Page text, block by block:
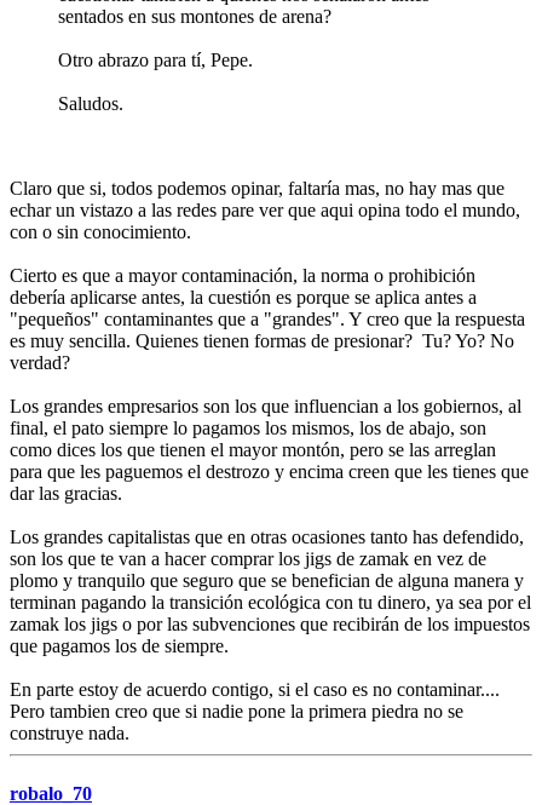
sentados en sus montones de arena?
Otro abrazo para tí, Pepe.
Saludos.
Claro que si, todos podemos opinar, faltaría mas, no hay mas que
echar un vistazo a las redes pare ver que aqui opina todo el mundo,
con o sin conocimiento.
Cierto es que a mayor contaminación, la norma o prohibición
debería aplicarse antes, la cuestión es porque se aplica antes a
"pequeños" contaminantes que a "grandes". Y creo que la respuesta
es muy sencilla. Quienes tienen formas de presionar? Tu? Yo? No
verdad?
Los grandes empresarios son los que influencian a los gobiernos, al
final, el pato siempre lo pagamos los mismos, los de abajo, son
como dices los que tienen el mayor montón, pero se las arreglan
para que les paguemos el destrozo y encima creen que les tienes que
dar las gracias.
Los grandes capitalistas que en otras ocasiones tanto has defendido,
son los que te van a hacer comprar los jigs de zamak en vez de
plomo y tranquilo que seguro que se benefician de alguna manera y
terminan pagando la transición ecológica con tu dinero, ya sea por el
zamak los jigs o por las subvenciones que recibirán de los impuestos
que pagamos los de siempre.
En parte estoy de acuerdo contigo, si el caso es no contaminar....
Pero tambien creo que si nadie pone la primera piedra no se
construye nada.
robalo_70